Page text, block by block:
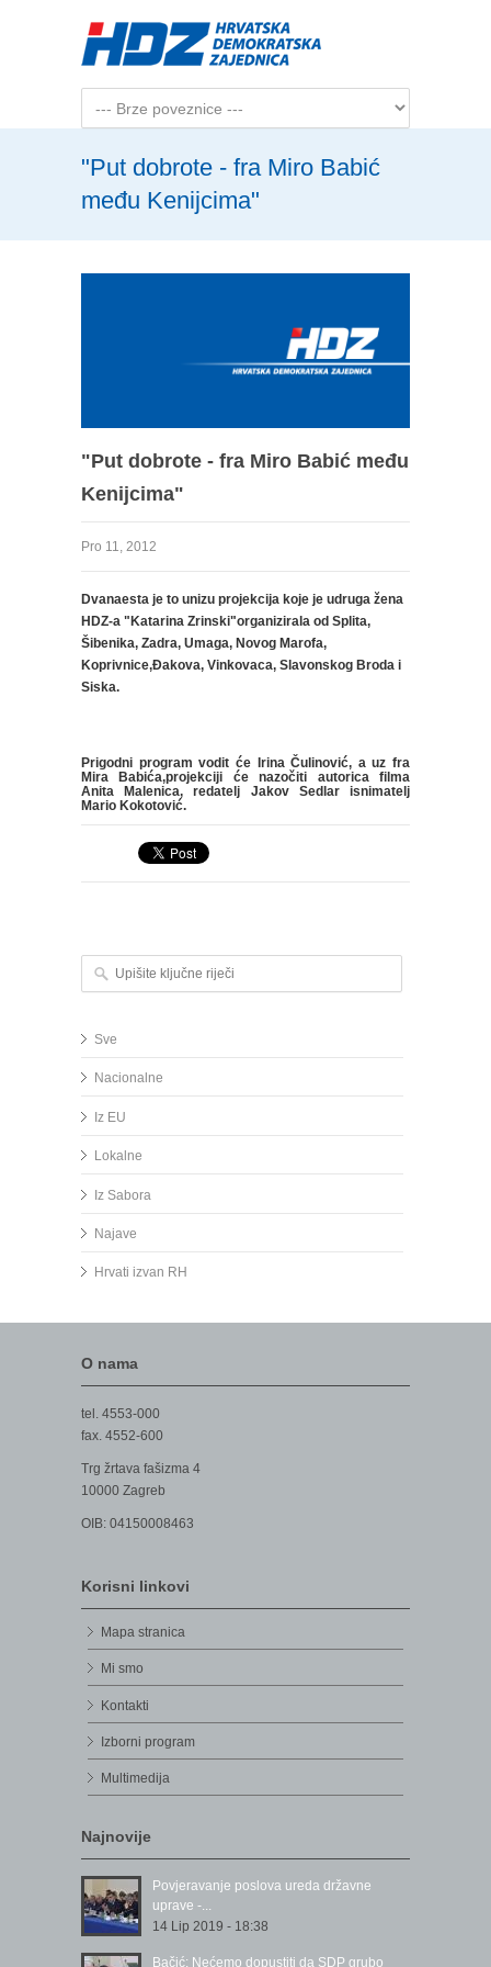
"Put dobrote - fra Miro Babić
među Kenijcima"
"Put dobrote - fra Miro Babić među
Kenijcima"
Pro 11, 2012
Dvanaesta je to unizu projekcija koje je udruga žena
HDZ-a "Katarina Zrinski"organizirala od Splita,
Šibenika, Zadra, Umaga, Novog Marofa,
Koprivnice,Đakova, Vinkovaca, Slavonskog Broda i
Siska.
Prigodni program vodit će Irina Čulinović, a uz fra
Mira Babića,projekciji će nazočiti autorica filma
Anita Malenica, redatelj Jakov Sedlar isnimatelj
Mario Kokotović.
Upišite ključne riječi
Sve
Nacionalne
Iz EU
Lokalne
Iz Sabora
Najave
Hrvati izvan RH
O nama
tel. 4553-000
fax. 4552-600
Trg žrtava fašizma 4
10000 Zagreb
OIB: 04150008463
Korisni linkovi
Mapa stranica
Mi smo
Kontakti
Izborni program
Multimedija
Najnovije
Povjeravanje poslova ureda državne
uprave -...
14 Lip 2019 - 18:38
Bačić: Nećemo dopustiti da SDP grubo